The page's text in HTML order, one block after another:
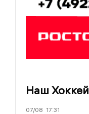
Наш Хоккей
07/08 17:31